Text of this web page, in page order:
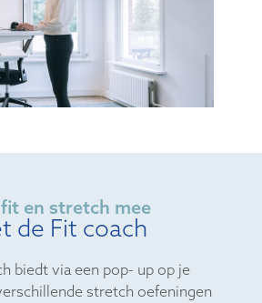
en stretch mee
de Fit coach
biedt via een pop- up op je
stretch oefeningen